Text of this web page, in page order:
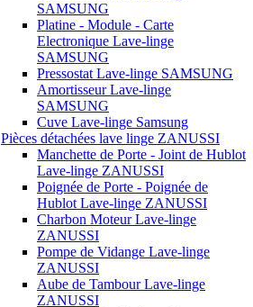
SAMSUNG
Platine - Module - Carte
Electronique Lave-linge
SAMSUNG
Pressostat Lave-linge SAMSUNG
Amortisseur Lave-linge
SAMSUNG
Cuve Lave-linge Samsung
Pièces détachées lave linge ZANUSSI
Manchette de Porte - Joint de Hublot
Lave-linge ZANUSSI
Poignée de Porte - Poignée de
Hublot Lave-linge ZANUSSI
Charbon Moteur Lave-linge
ZANUSSI
Pompe de Vidange Lave-linge
ZANUSSI
Aube de Tambour Lave-linge
ZANUSSI